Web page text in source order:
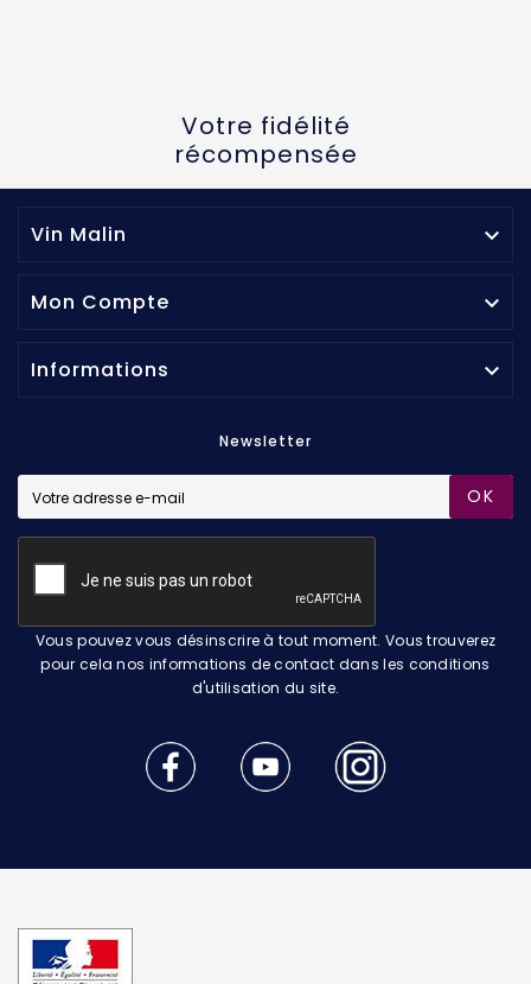
Votre fidélité
récompensée
Vin Malin 
Mon Compte 
Informations 
Newsletter
OK
Vous pouvez vous désinscrire à tout moment. Vous trouverez
pour cela nos informations de contact dans les conditions
d'utilisation du site.